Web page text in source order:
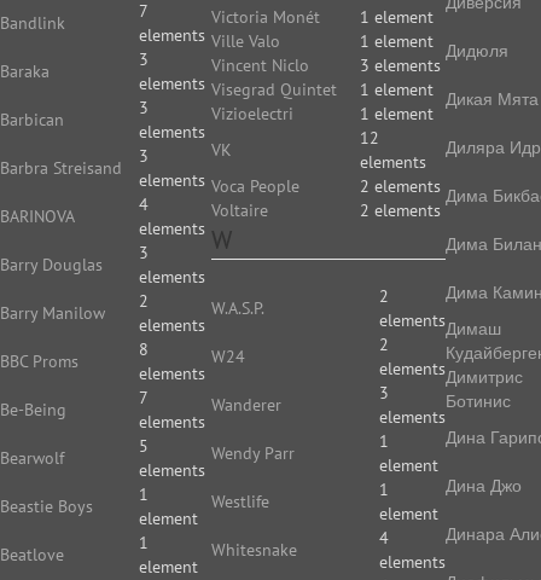
Bandlink
7
elements
Baraka
3
elements
Barbican
3
elements
Barbra Streisand
3
elements
BARINOVA
4
elements
Barry Douglas
3
elements
Barry Manilow
2
elements
BBC Proms
8
elements
Be-Being
7
elements
Bearwolf
5
elements
Beastie Boys
1
element
Beatlove
1
element
Victoria Monét
1 element
Ville Valo
1 element
Vincent Niclo
3 elements
Visegrad Quintet
1 element
Vizioelectri
1 element
VK
12
elements
Voca People
2 elements
Voltaire
2 elements
W
W.A.S.P.
2
elements
W24
2
elements
Wanderer
3
elements
Wendy Parr
1
element
Westlife
1
element
Whitesnake
4
elements
Дидюля
Дикая Мята
Диляра
Дима
Дима Билан
Дима
Димаш
Димитрис
Ботинис
Дина
Дина Джо
Динара